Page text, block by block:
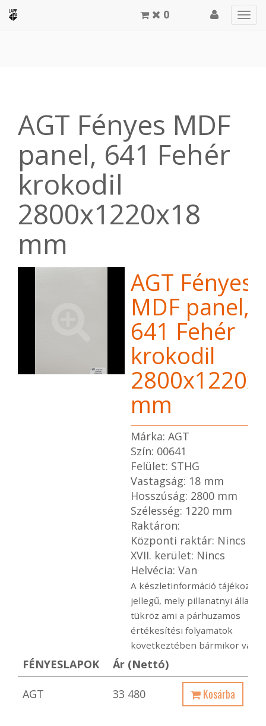
0
AGT Fényes MDF
panel, 641 Fehér
krokodil
2800x1220x18
mm
AGT Fényes
MDF panel,
641 Fehér
krokodil
mm
Márka: AGT
Szín: 00641
Felület: STHG
Vastagság: 18 mm
Hosszúság: 2800 mm
Szélesség: 1220 mm
Raktáron:
Központi raktár: Nincs
XVII. kerület: Nincs
Helvécia: Van
A készletinformáció
jellegű, mely pillanatnyi
tükröz ami a párhuzamos
értékesítési folyamatok
következtében bármikor
FÉNYESLAPOK Ár (Nettó)
AGT 33 480 Kosárba